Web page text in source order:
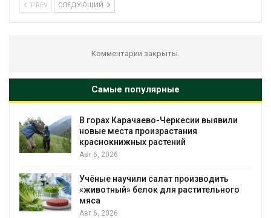
PREV СЛЕДУЮЩИЙ
Комментарии закрыты.
Самые популярные
В горах Карачаево-Черкесии выявили
новые места произрастания
краснокнижных растений
Авг 6, 2026
Учёные научили салат производить
«животный» белок для растительного
мяса
Авг 6, 2026